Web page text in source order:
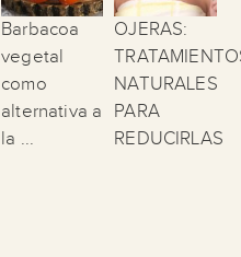
Barbacoa
vegetal
como
alternativa a
la ...
OJERAS:
NATURALES
PARA
REDUCIRLAS